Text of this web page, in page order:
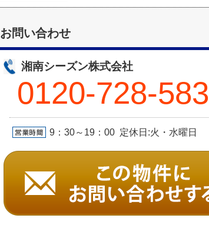
お問い合わせ
湘南シーズン株式会社
0120-728-583
9：30～19：00 定休日:火・水曜日